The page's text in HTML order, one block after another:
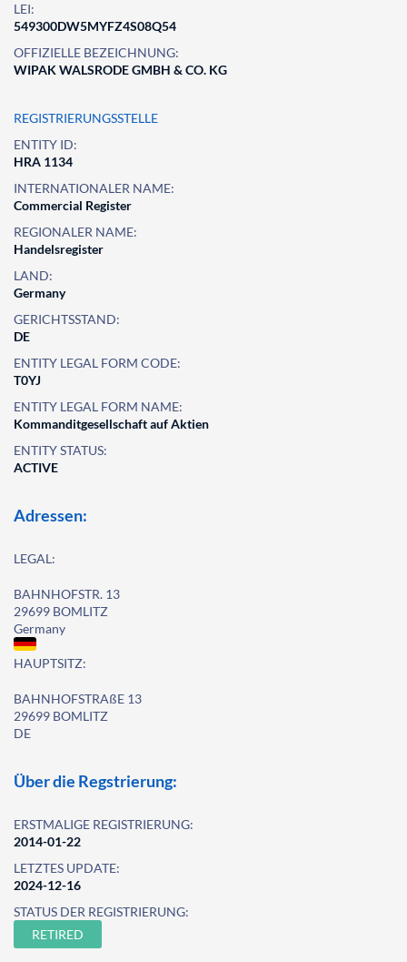
LEI:
549300DW5MYFZ4S08Q54
OFFIZIELLE BEZEICHNUNG:
WIPAK WALSRODE GMBH & CO. KG
REGISTRIERUNGSSTELLE
ENTITY ID:
HRA 1134
INTERNATIONALER NAME:
Commercial Register
REGIONALER NAME:
Handelsregister
LAND:
Germany
GERICHTSSTAND:
DE
ENTITY LEGAL FORM CODE:
T0YJ
ENTITY LEGAL FORM NAME:
Kommanditgesellschaft auf Aktien
ENTITY STATUS:
ACTIVE
Adressen:
LEGAL:
BAHNHOFSTR. 13
29699 BOMLITZ
Germany
HAUPTSITZ:
BAHNHOFSTRAßE 13
29699 BOMLITZ
DE
Über die Regstrierung:
ERSTMALIGE REGISTRIERUNG:
2014-01-22
LETZTES UPDATE:
2024-12-16
STATUS DER REGISTRIERUNG:
RETIRED